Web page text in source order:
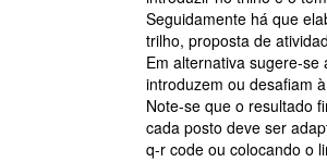
Seguidamente há que
trilho, proposta de
Em alternativa sugere-
introduzem ou desafiam
Note-se que o resultado
cada posto deve ser
q-r code ou colocando o